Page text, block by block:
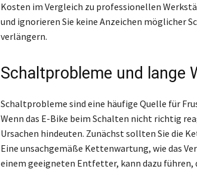
Kosten im Vergleich zu professionellen
und ignorieren Sie keine Anzeichen möglicher
verlängern.
Schaltprobleme und lange
Schaltprobleme sind eine häufige Quelle für
Wenn das E-Bike beim Schalten nicht richtig
Ursachen hindeuten. Zunächst sollten Sie die
Eine unsachgemäße Kettenwartung, wie das
einem geeigneten Entfetter, kann dazu